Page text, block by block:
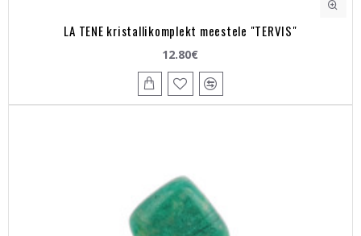
LA TENE kristallikomplekt meestele "TERVIS"
12.80€